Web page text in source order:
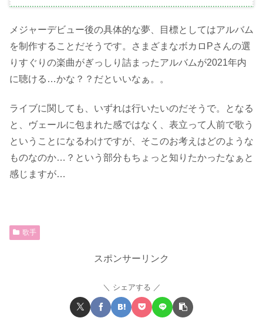
メジャーデビュー後の具体的な夢、目標としてはアルバム
を制作することだそうです。さまざまなボカロPさんの選
りすぐりの楽曲がぎっしり詰まったアルバムが2021年内
に聴ける…かな？？だといいなぁ。。
ライブに関しても、いずれは行いたいのだそうで。となる
と、ヴェールに包まれた感ではなく、表立って人前で歌う
ということになるわけですが、そこのお考えはどのような
ものなのか…？という部分もちょっと知りたかったなぁと
感じますが…
歌手
スポンサーリンク
シェアする